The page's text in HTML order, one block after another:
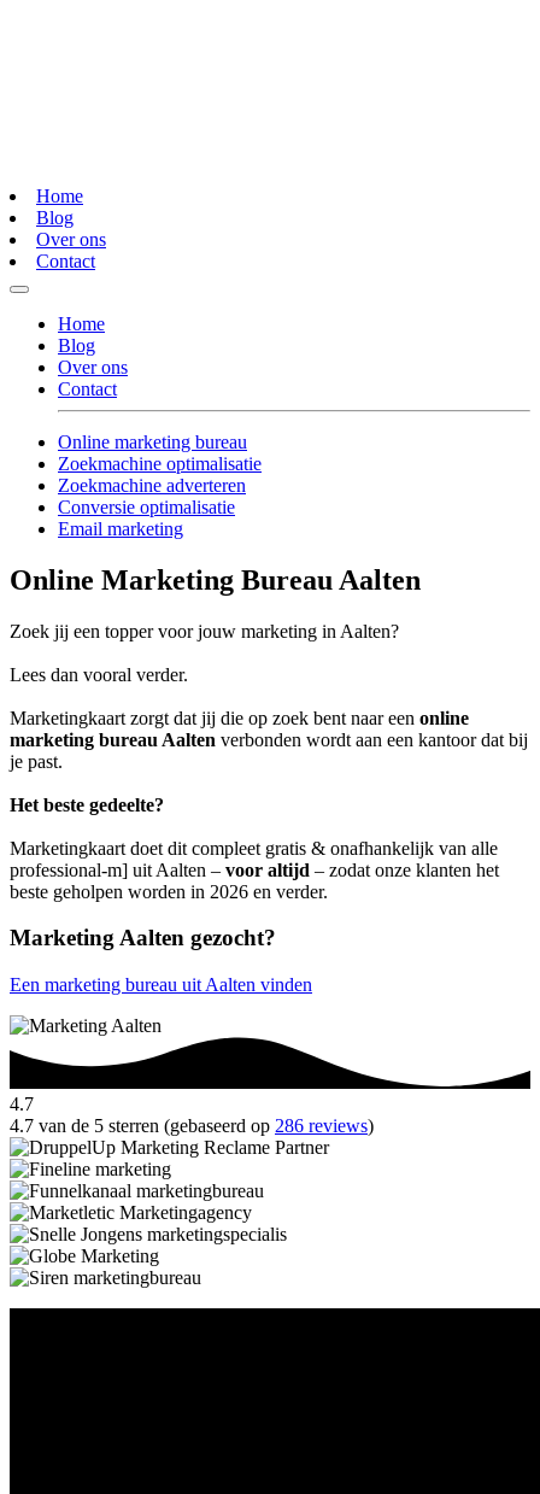
Home
Blog
Over ons
Contact
Home
Blog
Over ons
Contact
Online marketing bureau
Zoekmachine optimalisatie
Zoekmachine adverteren
Conversie optimalisatie
Email marketing
Online Marketing Bureau Aalten
Zoek jij een topper voor jouw marketing in Aalten?
Lees dan vooral verder.
Marketingkaart zorgt dat jij die op zoek bent naar een online
marketing bureau Aalten verbonden wordt aan een kantoor dat bij
je past.
Het beste gedeelte?
Marketingkaart doet dit compleet gratis & onafhankelijk van alle
professional-m] uit Aalten – voor altijd – zodat onze klanten het
beste geholpen worden in 2026 en verder.
Marketing Aalten gezocht?
Een marketing bureau uit Aalten vinden
4.7
4.7 van de 5 sterren (gebaseerd op 286 reviews)